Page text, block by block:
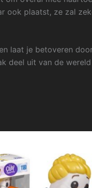
ook plaatst, ze zal
laat je betoveren
deel uit van de